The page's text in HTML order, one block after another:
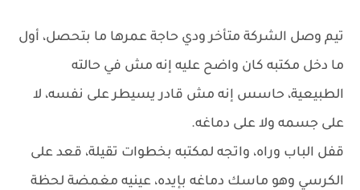
تيم وصل الشركة متأخر ودي حاجة عمرها ما بتحصل، أول
ما دخل مكتبه كان واضح عليه إنه مش في حالته
الطبيعية، حاسس إنه مش قادر يسيطر على نفسه، لا
على جسمه ولا على دماغه.
قفل الباب وراه، واتجه لمكتبه بخطوات تقيلة، قعد على
الكرسي وهو ماسك دماغه بإيده، عينيه مغمضة لحظة